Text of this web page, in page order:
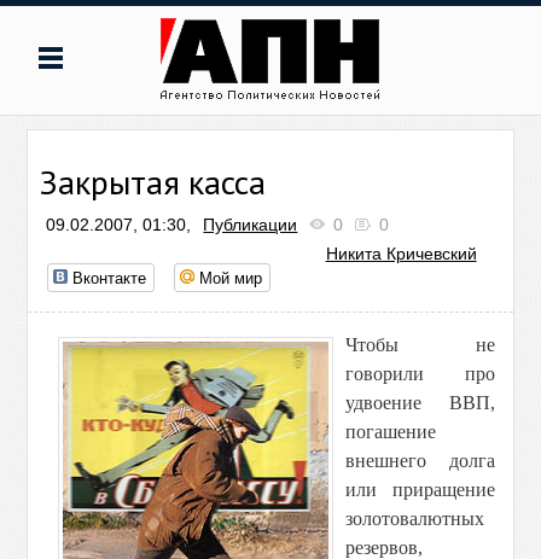
Закрытая касса
09.02.2007, 01:30, Публикации 0
0
Никита Кричевский
Вконтакте Мой мир
Чтобы не
говорили про
удвоение ВВП,
погашение
внешнего долга
или приращение
золотовалютных
резервов,